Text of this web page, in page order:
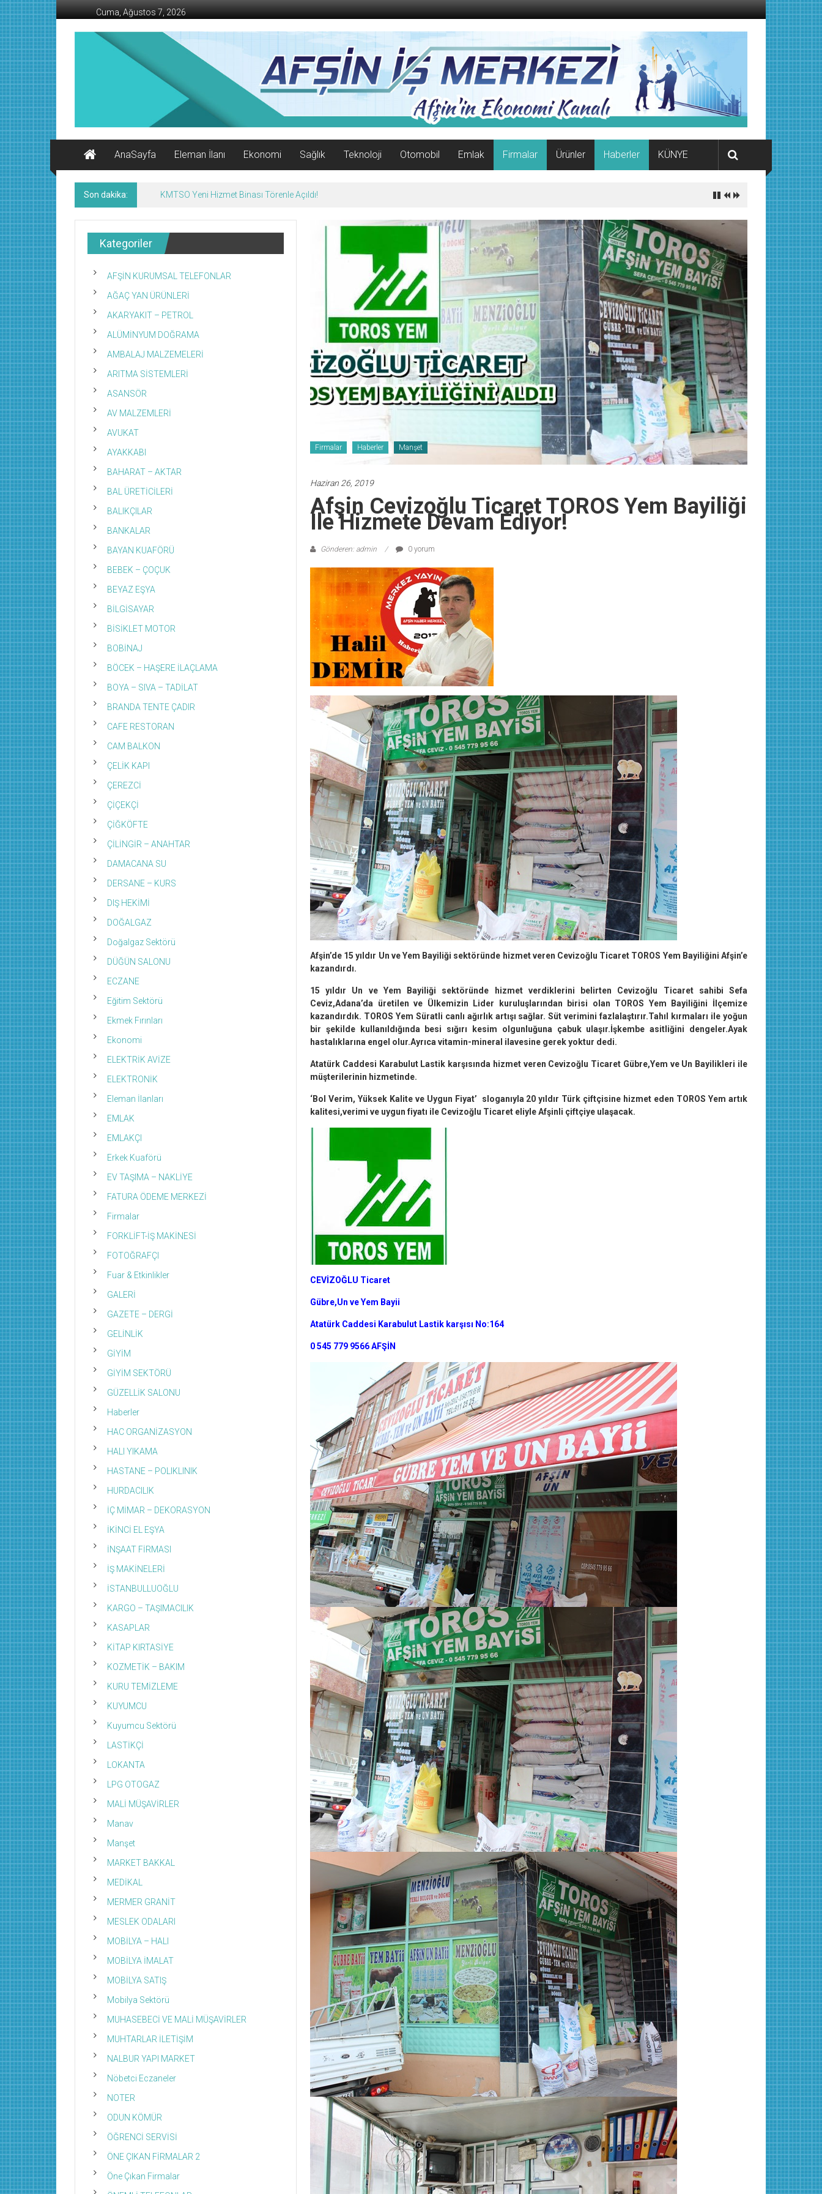
İçeriğe
geç
Cuma, Ağustos 7, 2026
AFŞİN
Ekonomi
Kanalı
AnaSayfa
Eleman İlanı Ekonomi Sağlık Teknoloji Otomobil Emlak Firmalar Ürünler Haberler KÜNYE
Son dakika: Afşin’de Nöbetçi Eczaneler/07 Ağustos 2026 Cuma
Firmalar Haberler Manşet
Haziran 26, 2019
Afşin Cevizoğlu Ticaret TOROS Yem Bayiliği
Ile Hizmete Devam Ediyor!
Gönderen: admin 0 yorum
Afşin’de 15 yıldır Un ve Yem Bayiliği sektöründe hizmet veren Cevizoğlu Ticaret TOROS Yem Bayiliğini Afşin’e
kazandırdı.
15 yıldır Un ve Yem Bayiliği sektöründe hizmet verdiklerini belirten Cevizoğlu Ticaret sahibi Sefa
Ceviz,Adana’da üretilen ve Ülkemizin Lider kuruluşlarından birisi olan TOROS Yem Bayiliğini İlçemize
kazandırdık. TOROS Yem Süratli canlı ağırlık artışı sağlar. Süt verimini fazlalaştırır.Tahıl kırmaları ile yoğun
bir şekilde kullanıldığında besi sığırı kesim olgunluğuna çabuk ulaşır.İşkembe asitliğini dengeler.Ayak
hastalıklarına engel olur.Ayrıca vitamin-mineral ilavesine gerek yoktur dedi.
Atatürk Caddesi Karabulut Lastik karşısında hizmet veren Cevizoğlu Ticaret Gübre,Yem ve Un Bayilikleri ile
müşterilerinin hizmetinde.
‘Bol Verim, Yüksek Kalite ve Uygun Fiyat’ sloganıyla 20 yıldır Türk çiftçisine hizmet eden TOROS Yem artık
kalitesi,verimi ve uygun fiyatı ile Cevizoğlu Ticaret eliyle Afşinli çiftçiye ulaşacak.
CEVİZOĞLU Ticaret
Gübre,Un ve Yem Bayii
Atatürk Caddesi Karabulut Lastik karşısı No:164
0 545 779 9566 AFŞİN
Kategoriler
AFŞİN KURUMSAL TELEFONLAR
AĞAÇ YAN ÜRÜNLERİ
AKARYAKIT – PETROL
ALÜMİNYUM DOĞRAMA
AMBALAJ MALZEMELERİ
ARITMA SİSTEMLERİ
ASANSÖR
AV MALZEMLERİ
AVUKAT
AYAKKABI
BAHARAT – AKTAR
BAL ÜRETİCİLERİ
BALIKÇILAR
BANKALAR
BAYAN KUAFÖRÜ
BEBEK – ÇOÇUK
BEYAZ EŞYA
BİLGİSAYAR
BİSİKLET MOTOR
BOBİNAJ
BÖCEK – HAŞERE İLAÇLAMA
BOYA – SIVA – TADİLAT
BRANDA TENTE ÇADIR
CAFE RESTORAN
CAM BALKON
ÇELİK KAPI
ÇEREZCİ
ÇİÇEKÇİ
ÇİĞKÖFTE
ÇİLİNGİR – ANAHTAR
DAMACANA SU
DERSANE – KURS
DIŞ HEKİMİ
DOĞALGAZ
Doğalgaz Sektörü
DÜĞÜN SALONU
ECZANE
Eğitim Sektörü
Ekmek Fırınları
Ekonomi
ELEKTRİK AVİZE
ELEKTRONİK
Eleman İlanları
EMLAK
EMLAKÇI
Erkek Kuaförü
EV TAŞIMA – NAKLİYE
FATURA ÖDEME MERKEZİ
Firmalar
FORKLİFT-İŞ MAKİNESİ
FOTOĞRAFÇI
Fuar & Etkinlikler
GALERİ
GAZETE – DERGİ
GELİNLİK
GİYİM
GİYİM SEKTÖRÜ
GÜZELLİK SALONU
Haberler
HAC ORGANİZASYON
HALI YIKAMA
HASTANE – POLIKLINIK
HURDACILIK
İÇ MİMAR – DEKORASYON
İKİNCİ EL EŞYA
İNŞAAT FİRMASI
İŞ MAKİNELERİ
İSTANBULLUOĞLU
KARGO – TAŞIMACILIK
KASAPLAR
KİTAP KIRTASİYE
KOZMETİK – BAKIM
KURU TEMİZLEME
KUYUMCU
Kuyumcu Sektörü
LASTİKÇİ
LOKANTA
LPG OTOGAZ
MALİ MÜŞAVİRLER
Manav
Manşet
MARKET BAKKAL
MEDİKAL
MERMER GRANİT
MESLEK ODALARI
MOBİLYA – HALI
MOBİLYA İMALAT
MOBİLYA SATIŞ
Mobilya Sektörü
MUHASEBECİ VE MALİ MÜŞAVİRLER
MUHTARLAR İLETİŞİM
NALBUR YAPI MARKET
Nöbetci Eczaneler
NOTER
ODUN KÖMÜR
ÖĞRENCİ SERVİSİ
ÖNE ÇIKAN FİRMALAR 2
Öne Çıkan Firmalar